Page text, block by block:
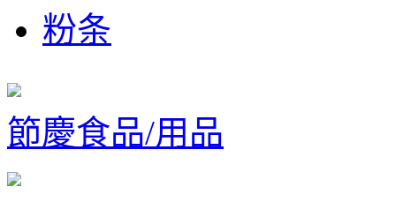
粉条
節慶食品/用品